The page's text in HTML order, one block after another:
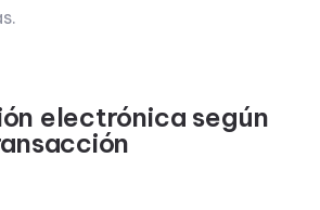
electrónica según